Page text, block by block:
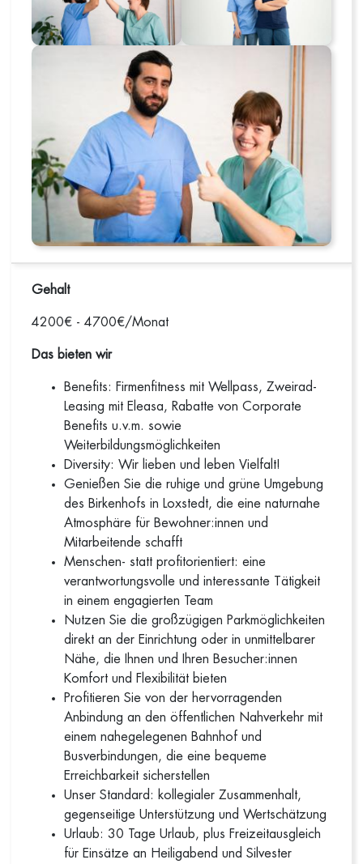
Gehalt
4200€ - 4700€/Monat
Das bieten wir
Benefits: Firmenfitness mit Wellpass, Zweirad-
Leasing mit Eleasa, Rabatte von Corporate
Benefits u.v.m. sowie
Weiterbildungsmöglichkeiten
Diversity: Wir lieben und leben Vielfalt!
Genießen Sie die ruhige und grüne Umgebung
des Birkenhofs in Loxstedt, die eine naturnahe
Atmosphäre für Bewohner:innen und
Mitarbeitende schafft
Menschen- statt profitorientiert: eine
verantwortungsvolle und interessante Tätigkeit
in einem engagierten Team
Nutzen Sie die großzügigen Parkmöglichkeiten
direkt an der Einrichtung oder in unmittelbarer
Nähe, die Ihnen und Ihren Besucher:innen
Komfort und Flexibilität bieten
Profitieren Sie von der hervorragenden
Anbindung an den öffentlichen Nahverkehr mit
einem nahegelegenen Bahnhof und
Busverbindungen, die eine bequeme
Erreichbarkeit sicherstellen
Unser Standard: kollegialer Zusammenhalt,
gegenseitige Unterstützung und Wertschätzung
Urlaub: 30 Tage Urlaub, plus Freizeitausgleich
für Einsätze an Heiligabend und Silvester